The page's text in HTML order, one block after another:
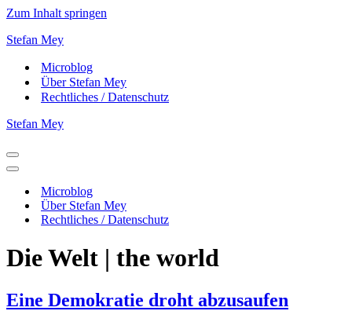
Zum Inhalt springen
Stefan Mey
Microblog
Über Stefan Mey
Rechtliches / Datenschutz
Stefan Mey
Navigationsmenü
Navigationsmenü
Microblog
Über Stefan Mey
Rechtliches / Datenschutz
Die Welt | the world
Eine Demokratie droht abzusaufen